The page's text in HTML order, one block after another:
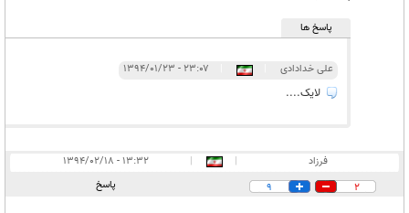
پاسخ ها
علی خدادادی ۲۳:۰۷ - ۱۳۹۴/۰۱/۲۳
لایک....
فرزاد |
|
۱۳:۳۲ - ۱۳۹۴/۰۲/۱۸
2
9 پاسخ